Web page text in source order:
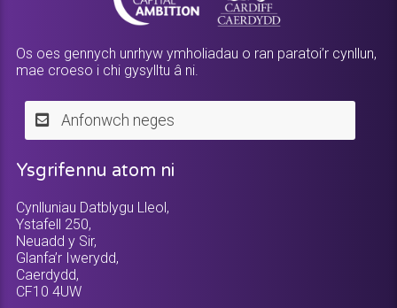
Os oes gennych unrhyw ymholiadau o ran paratoi’r cynllun,
mae croeso i chi gysylltu â ni.
Anfonwch neges
Ysgrifennu atom ni
Cynlluniau Datblygu Lleol,
Ystafell 250,
Neuadd y Sir,
Glanfa’r Iwerydd,
Caerdydd,
CF10 4UW